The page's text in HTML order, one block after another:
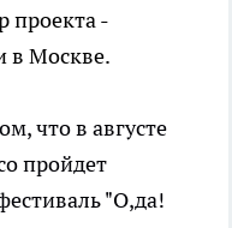
проекта -
в Москве.
что в августе
пройдет
"О,да!